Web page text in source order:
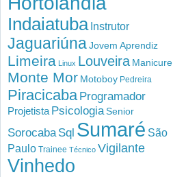
Indaiatuba Instrutor
Jaguariúna Jovem Aprendiz
Limeira Linux Louveira Manicure
Monte Mor Motoboy Pedreira
Piracicaba Programador
Projetista PsicologiaSenior
Sorocaba Sql Sumaré São
Paulo Trainee Técnico Vigilante
Vinhedo